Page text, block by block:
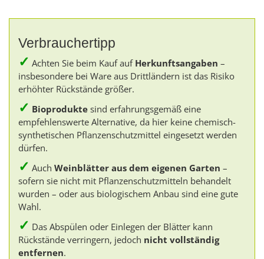
Verbrauchertipp
✓ Achten Sie beim Kauf auf Herkunftsangaben –
insbesondere bei Ware aus Drittländern ist das Risiko
erhöhter Rückstände größer.
✓ Bioprodukte sind erfahrungsgemäß eine
empfehlenswerte Alternative, da hier keine chemisch-
synthetischen Pflanzenschutzmittel eingesetzt werden
dürfen.
✓ Auch Weinblätter aus dem eigenen Garten –
sofern sie nicht mit Pflanzenschutzmitteln behandelt
wurden – oder aus biologischem Anbau sind eine gute
Wahl.
✓ Das Abspülen oder Einlegen der Blätter kann
Rückstände verringern, jedoch nicht vollständig
entfernen.